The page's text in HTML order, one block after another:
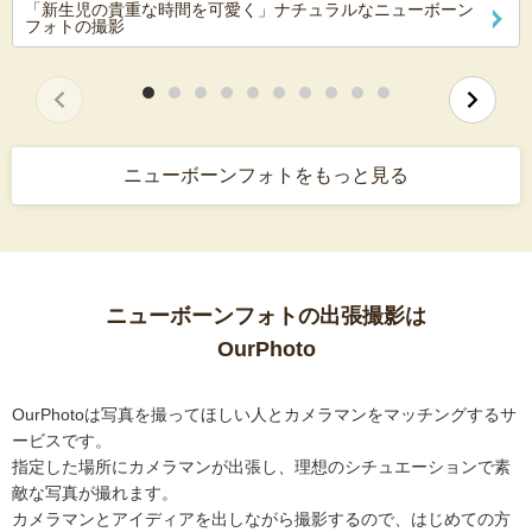
「新生児の貴重な時間を可愛く」ナチュラルなニューボーン
フォトの撮影
ニューボーンフォトをもっと見る
ニューボーンフォトの出張撮影は
OurPhoto
OurPhotoは写真を撮ってほしい人とカメラマンをマッチングするサ
ービスです。
指定した場所にカメラマンが出張し、理想のシチュエーションで素
敵な写真が撮れます。
カメラマンとアイディアを出しながら撮影するので、はじめての方